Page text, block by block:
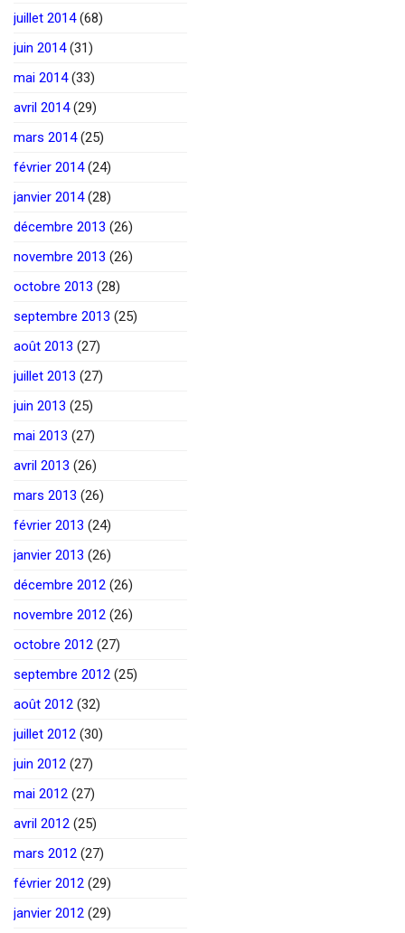
juillet 2014(68)
juin 2014(31)
mai 2014(33)
avril 2014(29)
mars 2014(25)
février 2014(24)
janvier 2014(28)
décembre 2013 (26)
novembre 2013 (26)
octobre 2013 (28)
septembre 2013 (25)
août 2013 (27)
juillet 2013 (27)
juin 2013 (25)
mai 2013 (27)
avril 2013 (26)
mars 2013 (26)
février 2013 (24)
janvier 2013 (26)
décembre 2012 (26)
novembre 2012 (26)
octobre 2012 (27)
septembre 2012 (25)
août 2012 (32)
juillet 2012 (30)
juin 2012 (27)
mai 2012 (27)
avril 2012 (25)
mars 2012 (27)
février 2012 (29)
janvier 2012 (29)